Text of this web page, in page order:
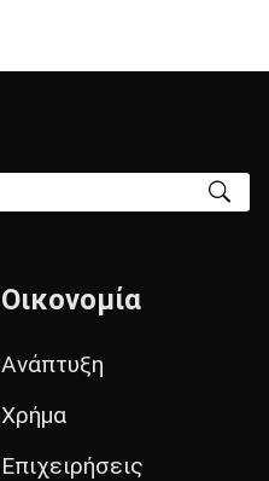
Οικονομία
Ανάπτυξη
Χρήμα
Επιχειρήσεις